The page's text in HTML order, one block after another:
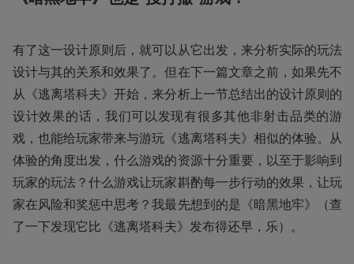
有了这一设计原则后，就可以从它出发，来分析实际的玩法
设计与其的关系和效果了。但在下一篇文章之前，如果先不
从《逃离塔科夫》开始，来分析上一节总结出的设计原则的
设计效果的话，我们可以发现有很多其他非射击品类的游
戏，也能给玩家带来与游玩《逃离塔科夫》相似的体验。从
体验的角度出发，什么游戏的资源十分重要，以至于影响到
玩家的玩法？什么游戏让玩家斟酌每一步行动的效果，让玩
家在风险和奖惩中思考？我最先想到的是《暗黑地牢》（查
了一下发现它比《逃离塔科夫》发布得还早，乐）。